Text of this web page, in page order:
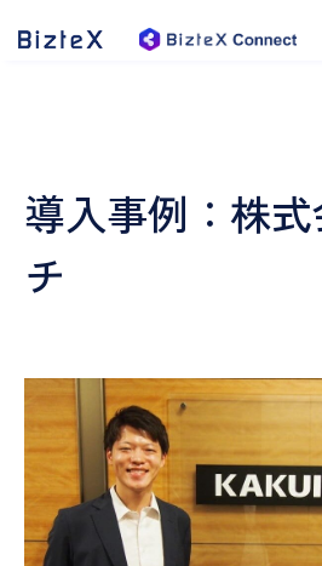
導入事例：株
チ